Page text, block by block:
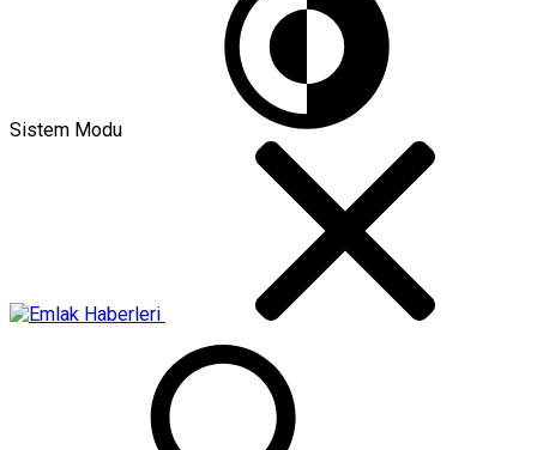
Sistem Modu